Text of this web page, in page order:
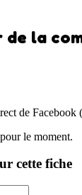
de la
de Facebook
le moment.
cette fiche